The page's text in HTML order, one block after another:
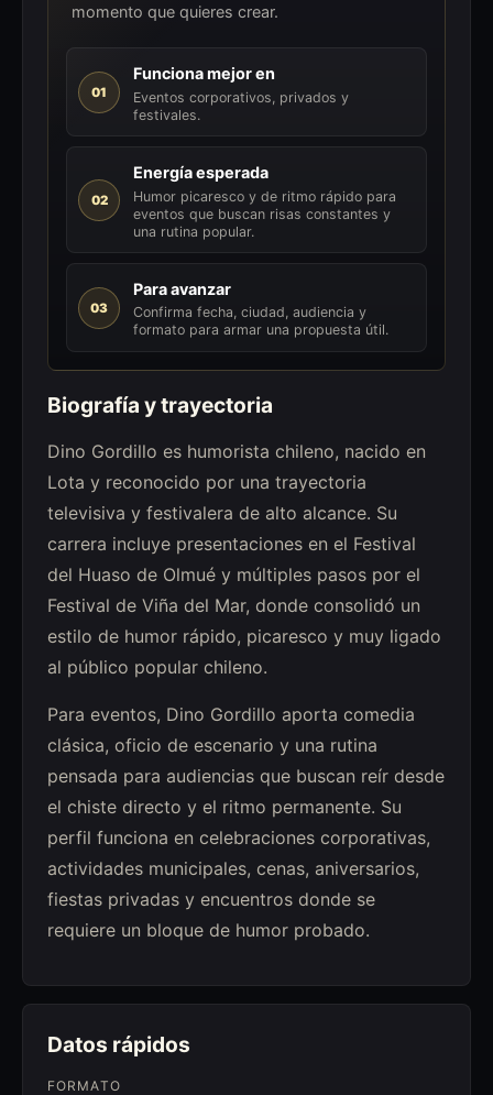
momento que quieres crear.
01
Funciona mejor en
Eventos corporativos, privados y
festivales.
02
Energía esperada
Humor picaresco y de ritmo rápido para
eventos que buscan risas constantes y
una rutina popular.
03
Para avanzar
Confirma fecha, ciudad, audiencia y
formato para armar una propuesta útil.
Biografía y trayectoria
Dino Gordillo es humorista chileno, nacido en
Lota y reconocido por una trayectoria
televisiva y festivalera de alto alcance. Su
carrera incluye presentaciones en el Festival
del Huaso de Olmué y múltiples pasos por el
Festival de Viña del Mar, donde consolidó un
estilo de humor rápido, picaresco y muy ligado
al público popular chileno.
Para eventos, Dino Gordillo aporta comedia
clásica, oficio de escenario y una rutina
pensada para audiencias que buscan reír desde
el chiste directo y el ritmo permanente. Su
perfil funciona en celebraciones corporativas,
actividades municipales, cenas, aniversarios,
fiestas privadas y encuentros donde se
requiere un bloque de humor probado.
Datos rápidos
FORMATO